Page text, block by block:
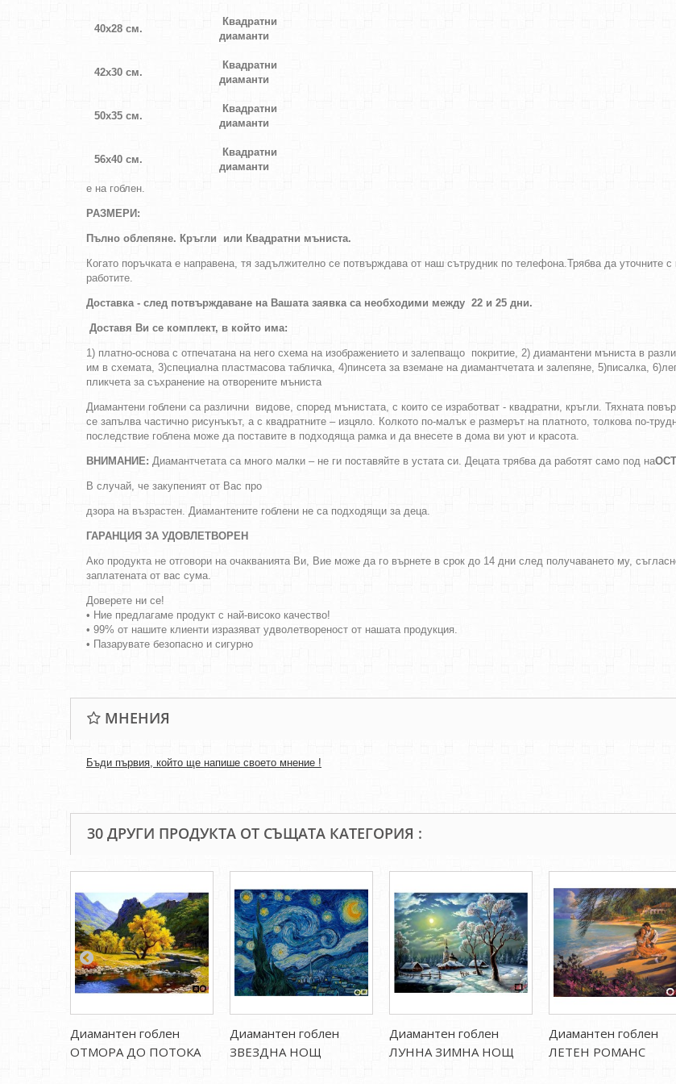
40х28 см.
Квадратни
диаманти
42х30 см.
Квадратни
диаманти
50х35 см.
Квадратни
диаманти
56х40 см.
Квадратни
диаманти
е на гоблен.
РАЗМЕРИ:
Пълно облепяне. Кръгли или Квадратни мъниста.
Когато поръчката е направена, тя задължително се потвърждава от наш сътрудник по телефона.Трябва да
работите.
Доставка - след потвърждаване на Вашата заявка са необходими между 22 и 25 дни.
Доставя Ви се комплект, в който има:
1) платно-основа с отпечатана на него схема на изображението и залепващо покритие, 2) диамантени мъниста в
им в схемата, 3)специална пластмасова табличка, 4)пинсета за вземане на диамантчетата и залепяне, 5)писалка,
пликчета за съхранение на отворените мъниста
Диамантени гоблени са различни видове, според мънистата, с които се изработват - квадратни, кръгли. Тяхната
се запълва частично рисунъкът, а с квадратните – изцяло. Колкото по-малък е размерът на платното, толкова по-
последствие гоблена може да поставите в подходяща рамка и да внесете в дома ви уют и красота.
ВНИМАНИЕ: Диамантчетата са много малки – не ги поставяйте в устата си. Децата трябва да работят само под наОСТ
В случай, че закупеният от Вас про
дзора на възрастен. Диамантените гоблени не са подходящи за деца.
ГАРАНЦИЯ ЗА УДОВЛЕТВОРЕН
Ако продукта не отговори на очакванията Ви, Вие може да го върнете в срок до 14 дни след получаването му,
заплатената от вас сума.
Доверете ни се!
• Ние предлагаме продукт с най-високо качество!
• 99% от нашите клиенти изразяват удволетвореност от нашата продукция.
• Пазарувате безопасно и сигурно
МНЕНИЯ
Бъди първия, който ще напише своето мнение !
30 ДРУГИ ПРОДУКТА ОТ СЪЩАТА КАТЕГОРИЯ :
Диамантен гоблен
ОТМОРА ДО ПОТОКА
Диамантен гоблен
ЗВЕЗДНА НОЩ
Диамантен гоблен
ЛУННА ЗИМНА НОЩ
Диамантен гоблен
ЛЕТЕН РОМАНС